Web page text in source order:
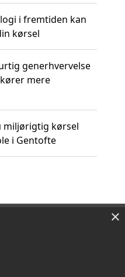
i fremtiden kan
kørsel
generhvervelse
mere
miljørigtig kørsel
i Gentofte
×